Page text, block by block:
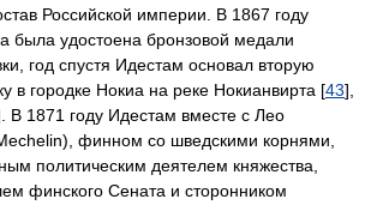
Российской империи. В 1867 году
была удостоена бронзовой медали
год спустя Идестам основал вторую
в городке Нокиа на реке Нокианвирта [43],
В 1871 году Идестам вместе с Лео
финном со шведскими корнями,
политическим деятелем княжества,
финского Сената и сторонником